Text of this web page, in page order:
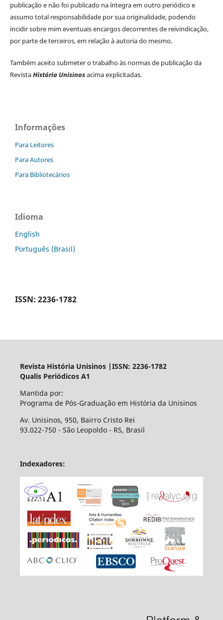
publicação e não foi publicado na íntegra em outro periódico e
assumo total responsabilidade por sua originalidade, podendo
incidir sobre mim eventuais encargos decorrentes de reivindicação,
por parte de terceiros, em relação à autoria do mesmo.
Também aceito submeter o trabalho às normas de publicação da
RevistaHistória Unisinosacima explicitadas.
Informações
Para Leitores
Para Autores
Para Bibliotecários
Idioma
English
Português (Brasil)
ISSN: 2236-1782
Revista História Unisinos |ISSN: 2236-1782
Qualis Periódicos A1
Mantida por:
Programa de Pós-Graduação em História da Unisinos
Av. Unisinos, 950, Bairro Cristo Rei
93.022-750 - São Leopoldo - RS, Brasil
Indexadores: